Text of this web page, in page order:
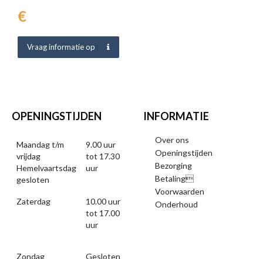
€
Vraag informatie op
OPENINGSTIJDEN
Maandag t/m
vrijdag
Hemelvaartsdag
gesloten
9.00 uur
tot 17.30
uur
Zaterdag
10.00 uur
tot 17.00
uur
Zondag Gesloten
INFORMATIE
Over ons
Openingstijden
Bezorging
Betaling
Voorwaarden
Onderhoud